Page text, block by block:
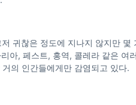
귀찮은 정도에 지나지 않지만 몇
아, 페스트, 홍역, 콜레라 같은 여
의 인간들에게만 감염되고 있다.